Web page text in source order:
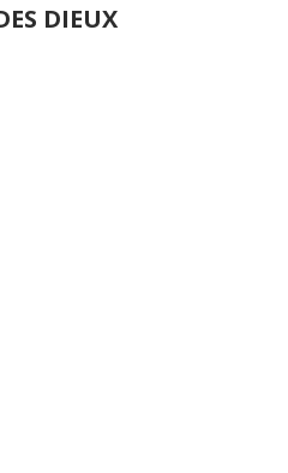
DIEUX